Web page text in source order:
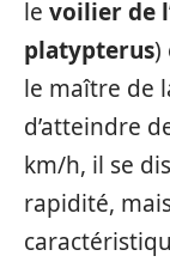
le voilier de
platypterus)
le maître de
d’atteindre
km/h, il se
rapidité,